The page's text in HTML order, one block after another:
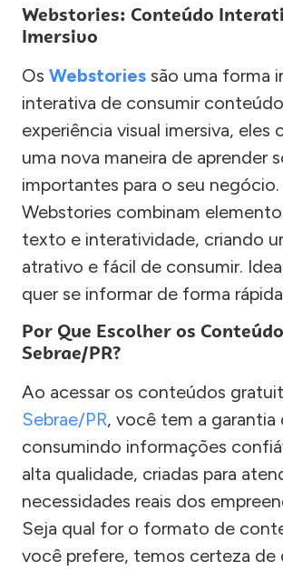
Webstories: Conteúdo
Imersivo
Os Webstories são uma forma
interativa de consumir
experiência visual imersiva, eles
uma nova maneira de aprender
importantes para o seu negócio.
Webstories combinam
texto e interatividade, criando
atrativo e fácil de consumir.
quer se informar de forma
Por Que Escolher os
Sebrae/PR?
Ao acessar os conteúdos
Sebrae/PR, você tem a garantia
consumindo informações
alta qualidade, criadas para
necessidades reais dos
Seja qual for o formato de
você prefere, temos certeza de